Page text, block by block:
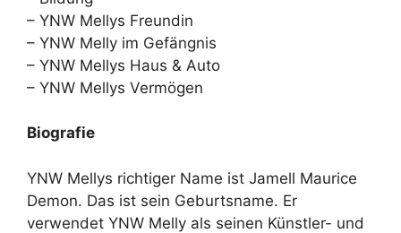
– YNW Mellys Freundin
– YNW Melly im Gefängnis
– YNW Mellys Haus & Auto
– YNW Mellys Vermögen
Biografie
YNW Mellys richtiger Name ist Jamell Maurice
Demon. Das ist sein Geburtsname. Er
verwendet YNW Melly als seinen Künstler- und